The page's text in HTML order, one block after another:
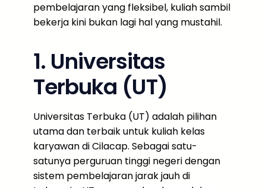
pembelajaran yang fleksibel, kuliah sambil
bekerja kini bukan lagi hal yang mustahil.
1. Universitas
Terbuka (UT)
Universitas Terbuka (UT) adalah pilihan
utama dan terbaik untuk kuliah kelas
karyawan di Cilacap. Sebagai satu-
satunya perguruan tinggi negeri dengan
sistem pembelajaran jarak jauh di